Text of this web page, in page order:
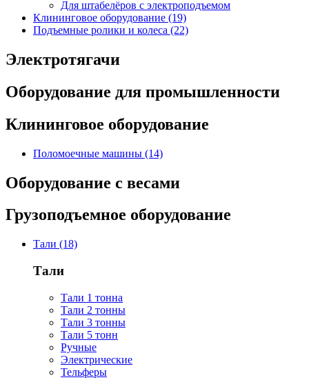
Для штабелёров с электроподъемом
Клининговое оборудование (19)
Подъемные ролики и колеса (22)
Электротягачи
Оборудование для промышленности
Клининговое оборудование
Поломоечные машины (14)
Оборудование с весами
Грузоподъемное оборудование
Тали (18)
Тали
Тали 1 тонна
Тали 2 тонны
Тали 3 тонны
Тали 5 тонн
Ручные
Электрические
Тельферы